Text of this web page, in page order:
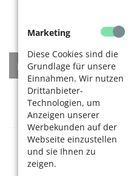
Marketing
Diese Cookies sind die
Grundlage für unsere
Einnahmen. Wir nutzen
Drittanbieter-
Technologien, um
Anzeigen unserer
Werbekunden auf der
Webseite einzustellen
und sie Ihnen zu
zeigen.
KATEGORIEN
Rat + Tat